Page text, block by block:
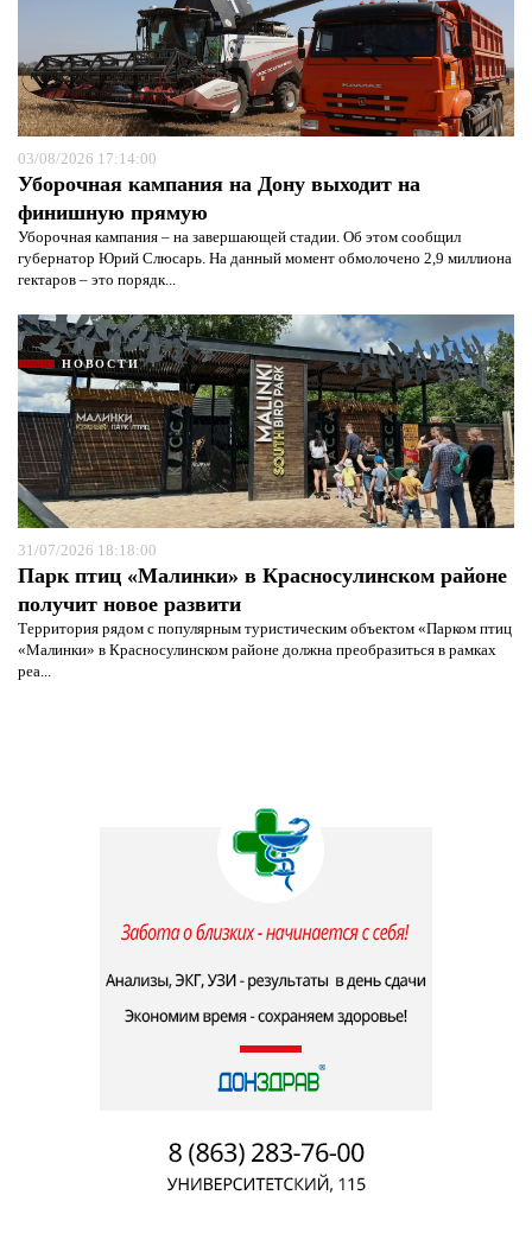
03/08/2026 17:14:00
Уборочная кампания на Дону выходит на
финишную прямую
Уборочная кампания – на завершающей стадии. Об этом сообщил
губернатор Юрий Слюсарь. На данный момент обмолочено 2,9 миллиона
гектаров – это порядк...
НОВОСТИ
31/07/2026 18:18:00
Парк птиц «Малинки» в Красносулинском районе
получит новое развити
Территория рядом с популярным туристическим объектом «Парком птиц
«Малинки» в Красносулинском районе должна преобразиться в рамках
реа...